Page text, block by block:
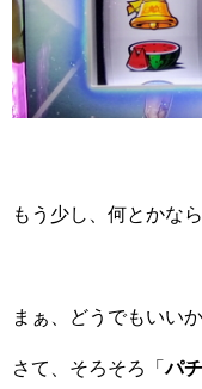
もう少し、何とかな
まぁ、どうでもいいか
さて、そろそろ「パ